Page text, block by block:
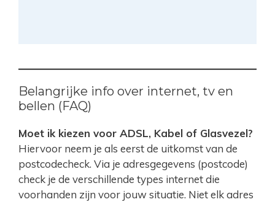
Belangrijke info over internet, tv en
bellen (FAQ)
Moet ik kiezen voor ADSL, Kabel of Glasvezel?
Hiervoor neem je als eerst de uitkomst van de
postcodecheck. Via je adresgegevens (postcode)
check je de verschillende types internet die
voorhanden zijn voor jouw situatie. Niet elk adres